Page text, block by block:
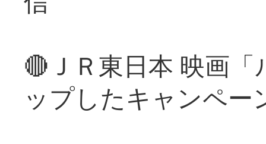
🔴ＪＲ東日本 映画
ップしたキャンペー